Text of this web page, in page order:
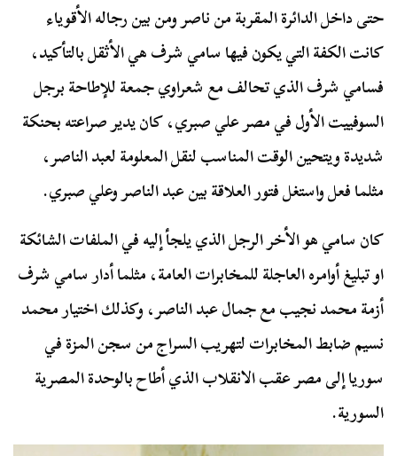
حتى داخل الدائرة المقربة من ناصر ومن بين رجاله الأقوياء
كانت الكفة التي يكون فيها سامي شرف هي الأثقل بالتأكيد،
فسامي شرف الذي تحالف مع شعراوي جمعة للإطاحة برجل
السوفييت الأول في مصر علي صبري، كان يدير صراعته بحنكة
شديدة ويتحين الوقت المناسب لنقل المعلومة لعبد الناصر،
مثلما فعل واستغل فتور العلاقة بين عبد الناصر وعلي صبري.
كان سامي هو الأخر الرجل الذي يلجأ إليه في الملفات الشائكة
او تبليغ أوامره العاجلة للمخابرات العامة، مثلما أدار سامي شرف
أزمة محمد نجيب مع جمال عبد الناصر، وكذلك اختيار محمد
نسيم ضابط المخابرات لتهريب السراج من سجن المزة في
سوريا إلى مصر عقب الانقلاب الذي أطاح بالوحدة المصرية
السورية.